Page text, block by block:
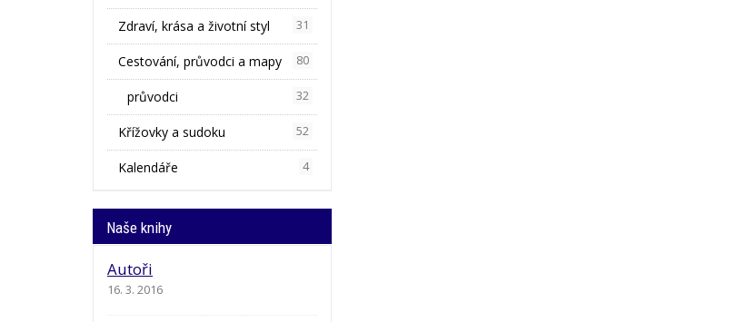
Zdraví, krása a životní styl 31
Cestování, průvodci a mapy 80
průvodci 32
Křížovky a sudoku 52
Kalendáře 4
Naše knihy
Autoři
16. 3. 2016